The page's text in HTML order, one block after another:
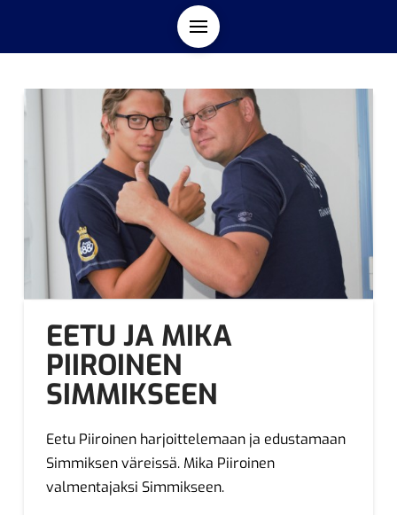
EETU JA MIKA
PIIROINEN
SIMMIKSEEN
Eetu Piiroinen harjoittelemaan ja edustamaan
Simmiksen väreissä. Mika Piiroinen
valmentajaksi Simmikseen.